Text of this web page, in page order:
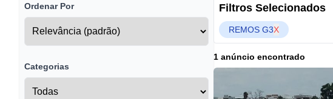
Ordenar Por
Categorias
Filtros Selecionados
REMOS G3X
1 anúncio encontrado